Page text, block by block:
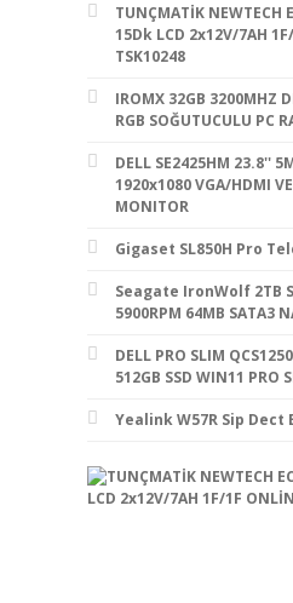
TUNÇMATİK NEWTECH
15Dk LCD 2x12V/7AH
TSK10248
IROMX 32GB 3200MHZ
RGB SOĞUTUCULU PC
DELL SE2425HM 23.8''
1920x1080 VGA/HDMI
MONITOR
Gigaset SL850H Pro
Seagate IronWolf 2TB
5900RPM 64MB SATA3
DELL PRO SLIM
512GB SSD WIN11 PRO
Yealink W57R Sip Dect